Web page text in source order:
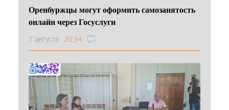
Оренбуржцы могут оформить самозанятость
онлайн через Госуслуги
7 августа 20:34